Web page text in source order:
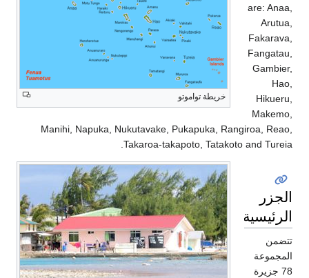
خريطة تواموتو
are: Anaa,
Arutua,
Fakarava,
Fangatau,
Gambier,
Hao,
Hikueru,
Makemo,
Manihi, Napuka, Nukutavake, Pukapuka, Rangiroa, Reao,
Takaroa-takapoto, Tatakoto and Tureia.
الجزر
الرئيسية
تتضمن
المجموعة
78 جزيرة